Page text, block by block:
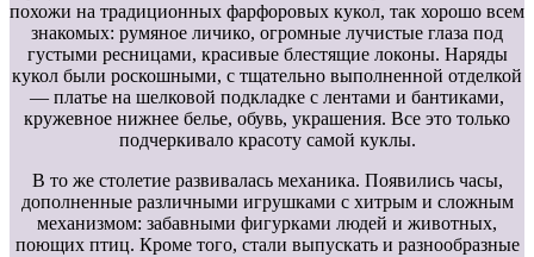
похожи на традиционных фарфоровых кукол, так хорошо всем
знакомых: румяное личико, огромные лучистые глаза под
густыми ресницами, красивые блестящие локоны. Наряды
кукол были роскошными, с тщательно выполненной отделкой
— платье на шелковой подкладке с лентами и бантиками,
кружевное нижнее белье, обувь, украшения. Все это только
подчеркивало красоту самой куклы.
В то же столетие развивалась механика. Появились часы,
дополненные различными игрушками с хитрым и сложным
механизмом: забавными фигурками людей и животных,
поющих птиц. Кроме того, стали выпускать и разнообразные